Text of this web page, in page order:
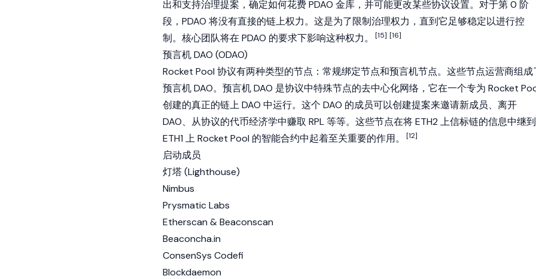
出和支持治理提案，确定如何花费 PDAO 金库，并可能更改某些协议设置。对于第 0 阶
段，PDAO 将没有直接的链上权力。这是为了限制治理权力，直到它足够稳定以进行控
制。核心团队将在 PDAO 的要求下影响这种权力。
[15] [16]
预言机 DAO (ODAO)
Rocket Pool 协议有两种类型的节点：常规绑定节点和预言机节点。这些节点运营商组成
预言机 DAO。预言机 DAO 是协议中特殊节点的去中心化网络，它在一个专为 Rocket
创建的真正的链上 DAO 中运行。这个 DAO 的成员可以创建提案来邀请新成员、离开
DAO、从协议的代币经济学中赚取 RPL 等等。这些节点在将 ETH2 上信标链的信息中继到
ETH1 上 Rocket Pool 的智能合约中起着至关重要的作用。
[12]
启动成员
灯塔 (Lighthouse)
Nimbus
Prysmatic Labs
Etherscan & Beaconscan
Beaconcha.in
ConsenSys Codefi
Blockdaemon